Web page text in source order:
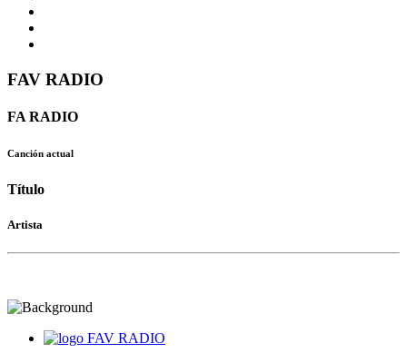
FAV RADIO
FA RADIO
Canción actual
Título
Artista
FAV RADIO